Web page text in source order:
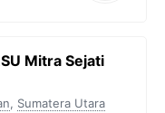
Mitra Sejati
, Sumatera Utara